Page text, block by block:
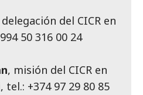
delegación del CICR en
50 316 00 24
, misión del CICR en
+374 97 29 80 85